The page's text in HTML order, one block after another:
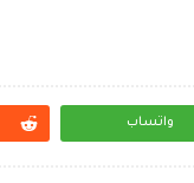
واتساب